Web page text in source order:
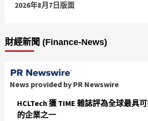
2026年8月7日版面
財經新聞 (Finance-News)
News provided by PR Newswire
HCLTech 獲 TIME 雜誌評為全球最具
的企業之一